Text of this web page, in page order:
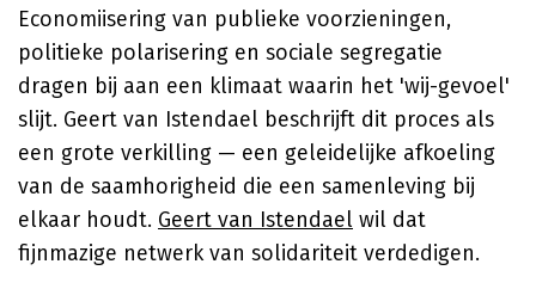
Economiisering van publieke voorzieningen,
politieke polarisering en sociale segregatie
dragen bij aan een klimaat waarin het 'wij-gevoel'
slijt. Geert van Istendael beschrijft dit proces als
een grote verkilling — een geleidelijke afkoeling
van de saamhorigheid die een samenleving bij
elkaar houdt. Geert van Istendael wil dat
fijnmazige netwerk van solidariteit verdedigen.